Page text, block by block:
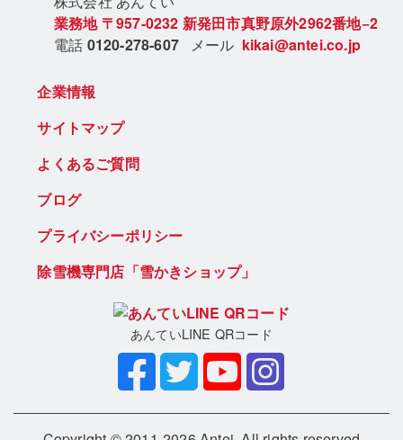
業務地 〒957-0232 新発田市真野原外2962番地−2
電話 0120-278-607 メール kikai@antei.co.jp
企業情報
サイトマップ
よくあるご質問
ブログ
プライバシーポリシー
除雪機専門店「雪かきショップ」
あんていLINE QRコード